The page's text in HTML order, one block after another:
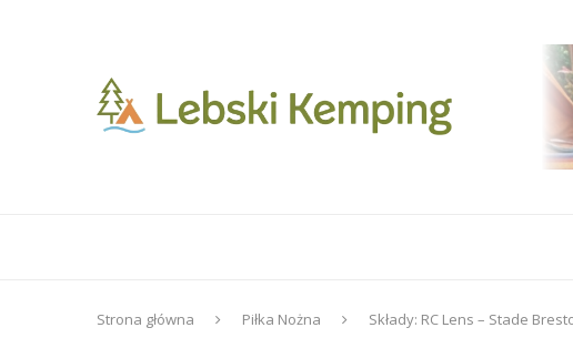
Strona główna Piłka Nożna
Składy: RC Lens – Stade